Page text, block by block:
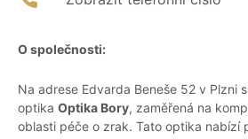
O společnosti:
Na adrese Edvarda Beneše 52 v Plzni
optika Optika Bory, zaměřená na
oblasti péče o zrak. Tato optika nabízí